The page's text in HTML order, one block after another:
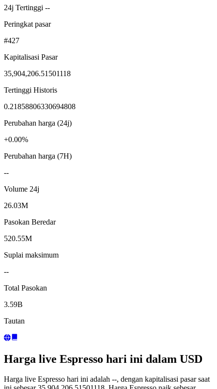
24j Tertinggi --
Peringkat pasar
#427
Kapitalisasi Pasar
35,904,206.51501118
Tertinggi Historis
0.21858806330694808
Perubahan harga (24j)
+0.00%
Perubahan harga (7H)
--
Volume 24j
26.03M
Pasokan Beredar
520.55M
Suplai maksimum
--
Total Pasokan
3.59B
Tautan
Harga live Espresso hari ini dalam USD
Harga live Espresso hari ini adalah --, dengan kapitalisasi pasar saat